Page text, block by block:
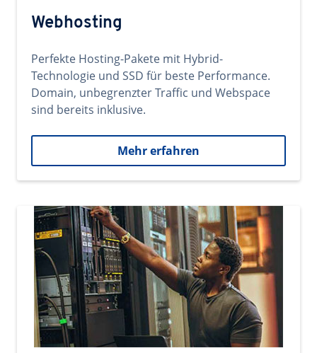
Webhosting
Perfekte Hosting-Pakete mit Hybrid-
Technologie und SSD für beste Performance.
Domain, unbegrenzter Traffic und Webspace
sind bereits inklusive.
Mehr erfahren